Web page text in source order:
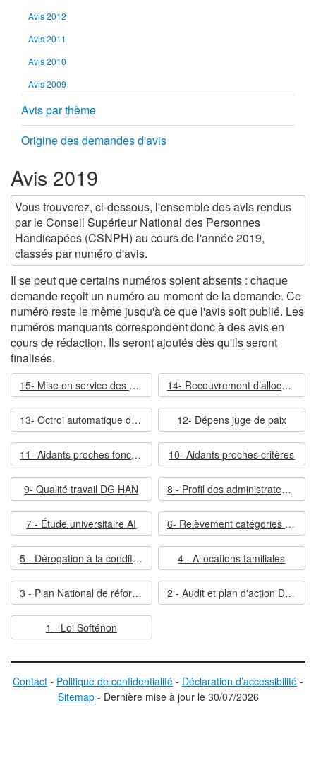
Avis 2012
Avis 2011
Avis 2010
Avis 2009
Avis par thème
Origine des demandes d'avis
Avis 2019
Vous trouverez, ci-dessous, l'ensemble des avis rendus
par le Conseil Supérieur National des Personnes
Handicapées (CSNPH) au cours de l'année 2019,
classés par numéro d'avis.
Il se peut que certains numéros soient absents : chaque
demande reçoit un numéro au moment de la demande. Ce
numéro reste le même jusqu'à ce que l'avis soit publié. Les
numéros manquants correspondent donc à des avis en
cours de rédaction. Ils seront ajoutés dès qu'ils seront
finalisés.
15- Mise en service des voitures M7 de la SNCB 14- Recouvrement d’allocations perçues indûment
13- Octroi automatique d’allocations 12- Dépens juge de paix
11- Aidants proches fonction publique 10- Aidants proches critères
9- Qualité travail DG HAN 8 - Profil des administrateurs professionnels
7 - Étude universitaire AI 6- Relèvement catégories ARR
5 - Dérogation à la condition de résidence 4 - Allocations familiales
3 - Plan National de réforme 2018-2019 2 - Audit et plan d'action DG HAN
1 - Loi Softénon
Contact - Politique de confidentialité - Déclaration d’accessibilité -
Sitemap - Dernière mise à jour le30/07/2026